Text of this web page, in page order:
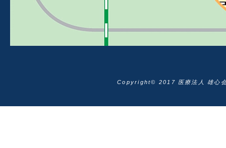
Copyright© 2017 医療法人 雄心